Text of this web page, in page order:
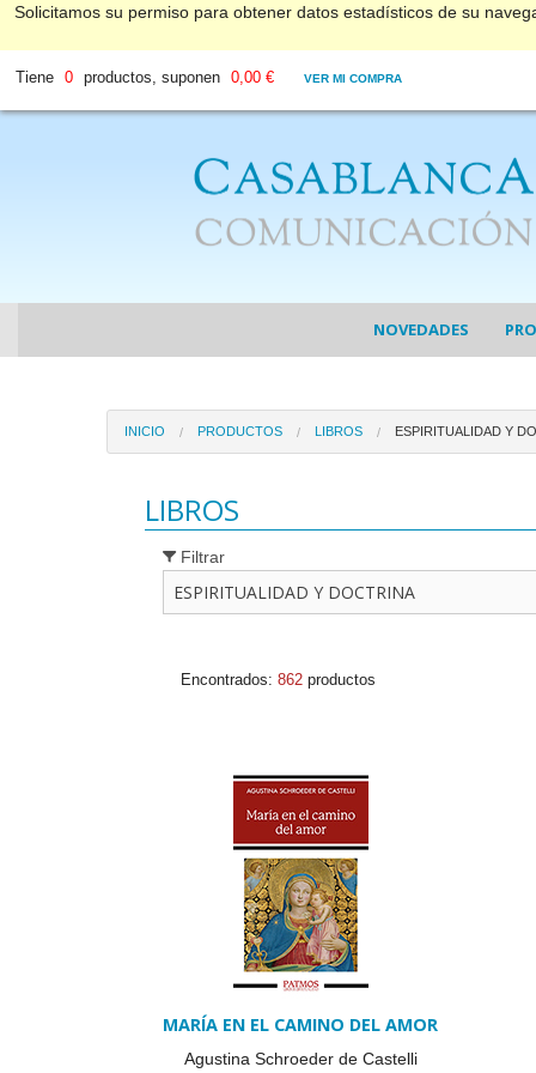
Solicitamos su permiso para obtener datos estadísticos de su
Tiene 0 productos, suponen 0,00 € VER MI COMPRA
NOVEDADES
INICIO PRODUCTOS LIBROS ESPIRITUALIDAD Y
LIBROS
Filtrar
Encontrados:862 productos
MARÍA EN EL CAMINO DEL AMOR
Agustina Schroeder de Castelli